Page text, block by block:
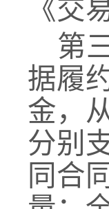
《交
第
据履
金，
分别
同合